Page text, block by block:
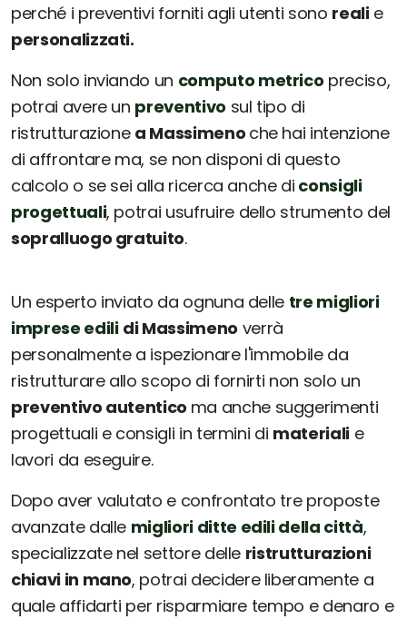
perché i preventivi forniti agli utenti sono realie
personalizzati.
Non solo inviando un computo metrico preciso,
potrai avere un preventivo sul tipo di
ristrutturazione a Massimeno che hai intenzione
di affrontare ma, se non disponi di questo
calcolo o se sei alla ricerca anche di consigli
progettuali, potrai usufruire dello strumento del
sopralluogo gratuito.
Un esperto inviato da ognuna delle tre migliori
imprese edili di Massimeno verrà
personalmente a ispezionare l'immobile da
ristrutturare allo scopo di fornirti non solo un
preventivo autentico ma anche suggerimenti
progettuali e consigli in termini di materialie
lavori da eseguire.
Dopo aver valutato e confrontato tre proposte
avanzate dalle migliori ditte edili della città,
specializzate nel settore delle ristrutturazioni
chiavi in mano, potrai decidere liberamente a
quale affidarti per risparmiare tempo e denaro e